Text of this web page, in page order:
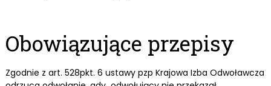
Obowiązujące przepisy
Zgodnie z art. 528pkt. 6 ustawy pzp Krajowa Izba Odwoławcza